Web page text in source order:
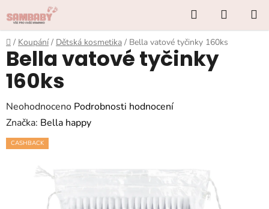
na
obsah
Hledat
KOŠÍK
Domů
/ Koupání / Dětská kosmetika / Bella vatové tyčinky 160ks
Bella vatové tyčinky
160ks
Průměrné
hodnocení
produktu
Neohodnoceno Podrobnosti hodnocení
Značka: Bella happy
CASHBACK